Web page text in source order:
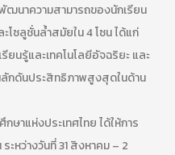
ฒนาความสามารถของนักเรียน
ซลูชั่นล้ำสมัยใน 4 โซน ได้แก่
ยนรู้และเทคโนโลยีอัจฉริยะ และ
กดันประสิทธิภาพสูงสุดในด้าน
ษาแห่งประเทศไทย ได้ให้การ
หว่างวันที่ 31 สิงหาคม – 2